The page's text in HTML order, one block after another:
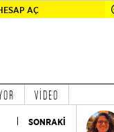
AÇ
VİDEO
SONRAKİ